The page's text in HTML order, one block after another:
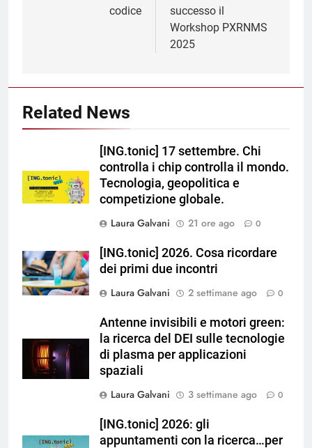
codice
successo il
Workshop PXRNMS
2025
Related News
[ING.tonic] 17 settembre. Chi
controlla i chip controlla il mondo.
Tecnologia, geopolitica e
competizione globale.
Laura Galvani
21 ore ago 0
[ING.tonic] 2026. Cosa ricordare
dei primi due incontri
Laura Galvani
2 settimane ago 0
Antenne invisibili e motori green:
la ricerca del DEI sulle tecnologie
di plasma per applicazioni
spaziali
Laura Galvani
3 settimane ago 0
[ING.tonic] 2026: gli
appuntamenti con la ricerca…per